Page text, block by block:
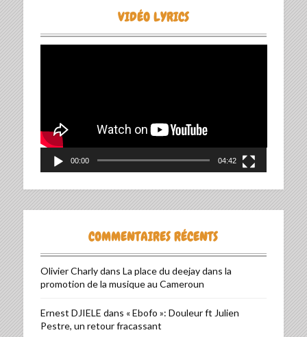
VIDÉO LYRICS
00:00 04:42
COMMENTAIRES RÉCENTS
Olivier Charlydans La place du deejay dans la
promotion de la musique au Cameroun
Ernest DJIELE dans « Ebofo »: Douleur ft Julien
Pestre, un retour fracassant